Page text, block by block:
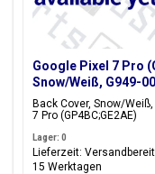
Google Pixel 7 Pro
Snow/Weiß, G949-
Back Cover, Snow/
7 Pro (GP4BC;GE2AE)
Lager: 0
Lieferzeit:
15 Werktagen